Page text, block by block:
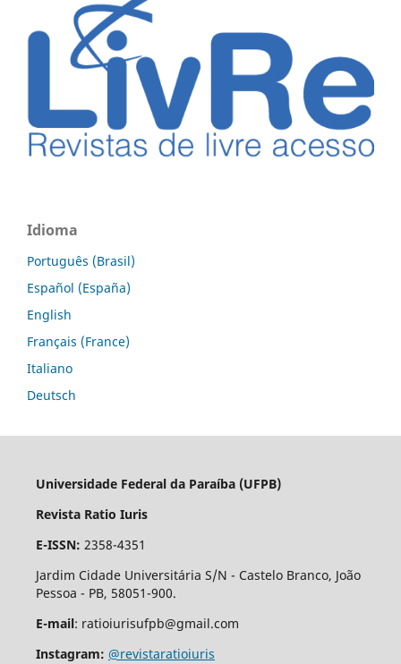
Idioma
Português (Brasil)
Español (España)
English
Français (France)
Italiano
Deutsch
Universidade Federal da Paraíba (UFPB)
Revista Ratio Iuris
E-ISSN: 2358-4351
Jardim Cidade Universitária S/N - Castelo Branco, João
Pessoa - PB, 58051-900.
E-mail: ratioiurisufpb@gmail.com
Instagram: @revistaratioiuris